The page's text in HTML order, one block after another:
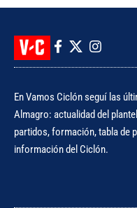
En Vamos Ciclón seguí las
Almagro: actualidad del
partidos, formación, tabla de
información del Ciclón.